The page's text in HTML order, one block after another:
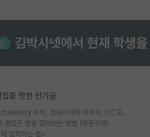
집중 핫한 인기글
Korea University 수학, 컴퓨터과학 이학사, UC Berkeley 산업공학 대학원 공학박사가 되는 것은 쉽지 않겠죠?
괜찮은 랩을 알아보는 방법 (장문주의)
입학하는 법>